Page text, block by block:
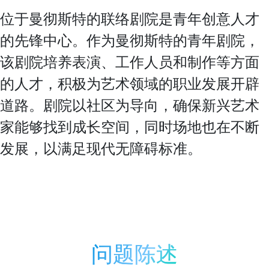
位于曼彻斯特的联络剧院是青年创意人才
的先锋中心。作为曼彻斯特的青年剧院，
该剧院培养表演、工作人员和制作等方面
的人才，积极为艺术领域的职业发展开辟
道路。剧院以社区为导向，确保新兴艺术
家能够找到成长空间，同时场地也在不断
发展，以满足现代无障碍标准。
问题陈述